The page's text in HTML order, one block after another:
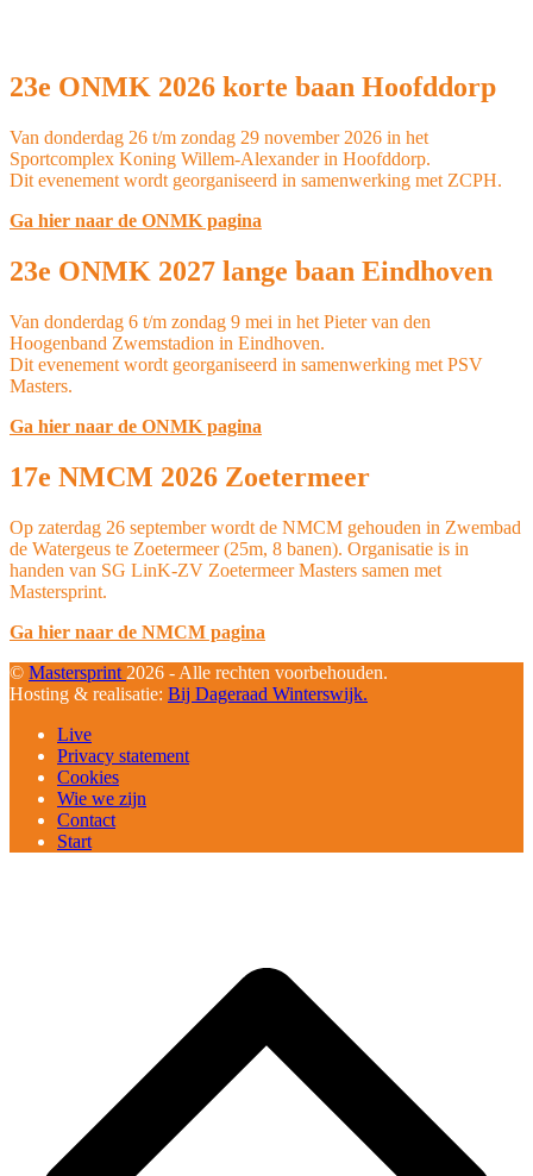
23e ONMK 2026 korte baan Hoofddorp
Van donderdag 26 t/m zondag 29 november 2026 in het
Sportcomplex Koning Willem-Alexander in Hoofddorp.
Dit evenement wordt georganiseerd in samenwerking met ZCPH.
Ga hier naar de ONMK pagina
23e ONMK 2027 lange baan Eindhoven
Van donderdag 6 t/m zondag 9 mei in het Pieter van den
Hoogenband Zwemstadion in Eindhoven.
Dit evenement wordt georganiseerd in samenwerking met PSV
Masters.
Ga hier naar de ONMK pagina
17e NMCM 2026 Zoetermeer
Op zaterdag 26 september wordt de NMCM gehouden in Zwembad
de Watergeus te Zoetermeer (25m, 8 banen). Organisatie is in
handen van SG LinK-ZV Zoetermeer Masters samen met
Mastersprint.
Ga hier naar de NMCM pagina
© Mastersprint 2026 - Alle rechten voorbehouden.
Hosting & realisatie: Bij Dageraad Winterswijk.
Live
Privacy statement
Cookies
Wie we zijn
Contact
Start